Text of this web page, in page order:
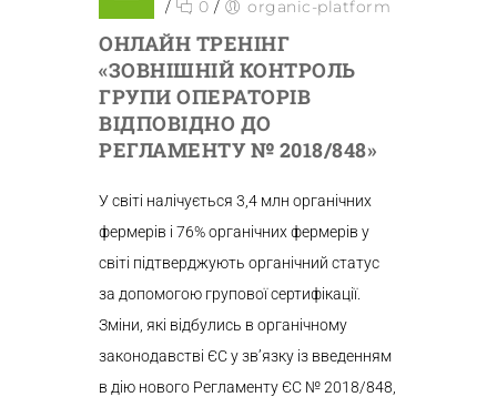
/
0 / organic-platform
ОНЛАЙН ТРЕНІНГ
«ЗОВНІШНІЙ КОНТРОЛЬ
ГРУПИ ОПЕРАТОРІВ
ВІДПОВІДНО ДО
РЕГЛАМЕНТУ № 2018/848»
У світі налічується 3,4 млн органічних
фермерів і 76% органічних фермерів у
світі підтверджують органічний статус
за допомогою групової сертифікації.
Зміни, які відбулись в органічному
законодавстві ЄС у зв’язку із введенням
в дію нового Регламенту ЄС № 2018/848,